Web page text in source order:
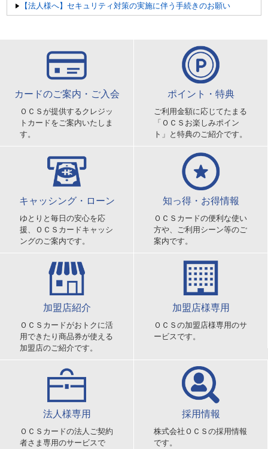
【法人様へ】セキュリティ対策の実施に伴う手続きのお願い
カードのご案内・ご入会
ＯＣＳが提供するクレジッ
トカードをご案内いたしま
す。
ポイント・特典
ご利用金額に応じてたまる
「ＯＣＳお楽しみポイン
ト」と特典のご紹介です。
キャッシング・ローン
ゆとりと毎日の安心を応
援、ＯＣＳカードキャッシ
ングのご案内です。
知っ得・お得情報
ＯＣＳカードの便利な使い
方や、ご利用シーン等のご
案内です。
加盟店紹介
ＯＣＳカードがおトクに活
用できたり商品券が使える
加盟店のご紹介です。
加盟店様専用
ＯＣＳの加盟店様専用のサ
ービスです。
法人様専用
ＯＣＳカードの法人ご契約
者さま専用のサービスで
採用情報
株式会社ＯＣＳの採用情報
です。